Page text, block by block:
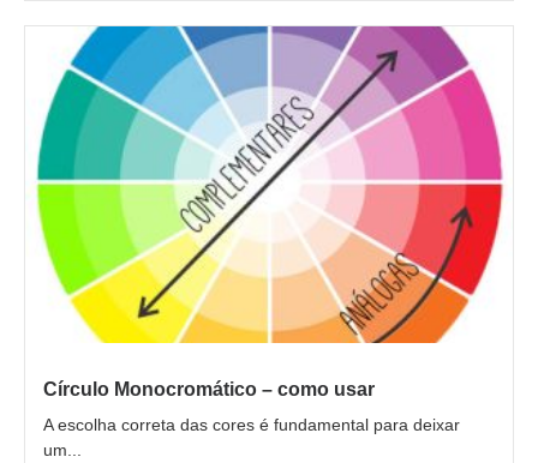
Círculo Monocromático – como usar
A escolha correta das cores é fundamental para deixar
um...